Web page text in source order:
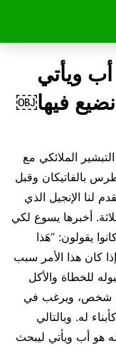
أب ويأتي
فيها￼
الملائكي مع
بالفاتيكان وقبل
لنا الإنجيل الذي
أخبرها يسوع لكي
يقولون: “هَذا
كان هذا الأمر سبب
للخطاة والأكل
أي شخص، ويرغب في
له. وبالتالي
هو أب ويأتي ليبحث